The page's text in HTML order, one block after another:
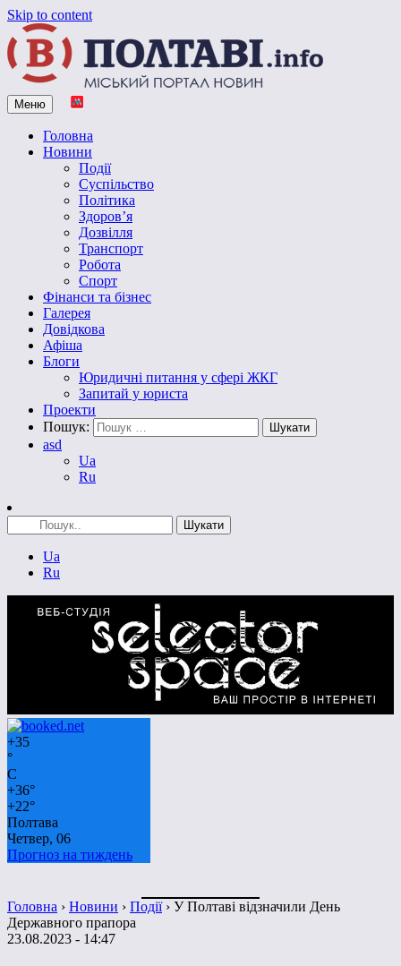
Skip to content
Vpoltave.info
Полтавський портал новин
Меню
Головна
Новини
Події
Суспільство
Політика
Здоров’я
Дозвілля
Транспорт
Робота
Спорт
Фінанси та бізнес
Галерея
Довідкова
Афіша
Блоги
Юридичні питання у сфері ЖКГ
Запитай у юриста
Проекти
Пошук:
asd
Ua
Ru
Ua
Ru
+35
°
C
+36°
+22°
Полтава
Четвер, 06
Прогноз на тиждень
Головна › Новини › Події› У Полтаві відзначили День
Державного прапора
23.08.2023 - 14:47